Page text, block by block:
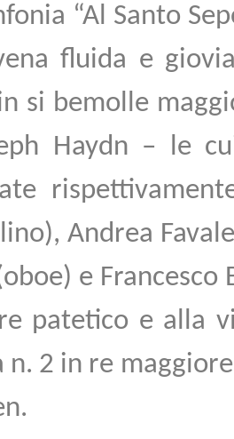
“Al Santo
fluida e
si bemolle
Haydn – le
Andrea
e Francesco
patetico e alla
n. 2 in re